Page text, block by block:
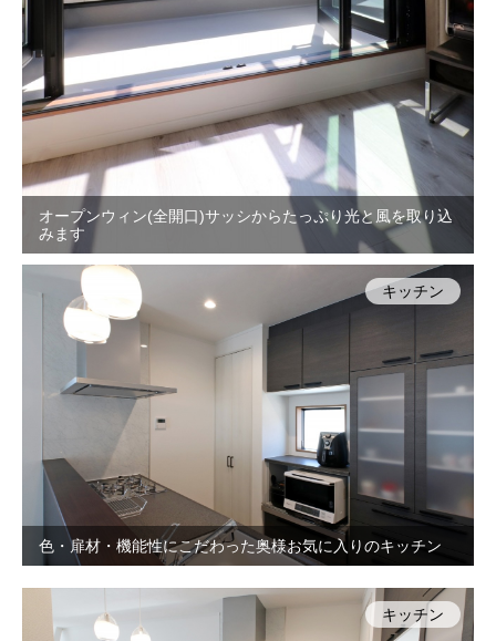
オープンウィン(全開口)サッシからたっぷり光と風を取り込
みます
色・扉材・機能性にこだわった奥様お気に入りのキッチン
キッチン
キッチン